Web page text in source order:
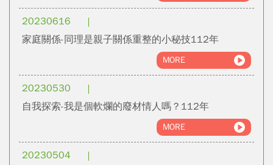
20230616
家庭關係-同理是親子關係重整的小秘技112年
MORE
20230530
自我探索-我是個軟爛的廢材情人嗎？112年
MORE
20230504